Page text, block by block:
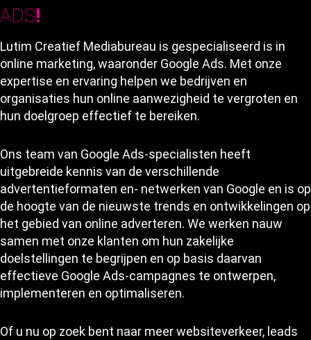
ADS!
Lutim Creatief Mediabureau is gespecialiseerd is in
online marketing, waaronder Google Ads. Met onze
expertise en ervaring helpen we bedrijven en
organisaties hun online aanwezigheid te vergroten en
hun doelgroep effectief te bereiken.
Ons team van Google Ads-specialisten heeft
uitgebreide kennis van de verschillende
advertentieformaten en- netwerken van Google en is op
de hoogte van de nieuwste trends en ontwikkelingen op
het gebied van online adverteren. We werken nauw
samen met onze klanten om hun zakelijke
doelstellingen te begrijpen en op basis daarvan
effectieve Google Ads-campagnes te ontwerpen,
implementeren en optimaliseren.
Of u nu op zoek bent naar meer websiteverkeer, leads